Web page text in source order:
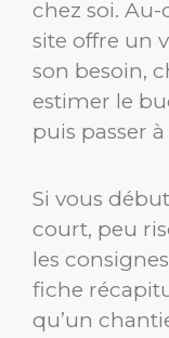
chez soi. Au-
site offre un
son besoin,
estimer le
puis passer à
Si vous
court, peu
les
fiche
qu’un